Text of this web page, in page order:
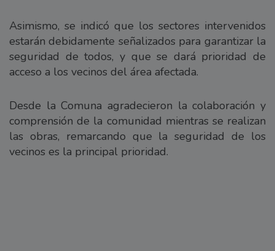
Asimismo, se indicó que los sectores intervenidos
estarán debidamente señalizados para garantizar la
seguridad de todos, y que se dará prioridad de
acceso a los vecinos del área afectada.
Desde la Comuna agradecieron la colaboración y
comprensión de la comunidad mientras se realizan
las obras, remarcando que la seguridad de los
vecinos es la principal prioridad.